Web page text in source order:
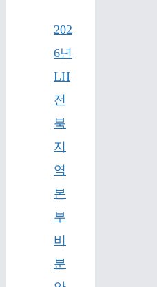
202
6년
LH
전
북
지
역
본
부
비
분